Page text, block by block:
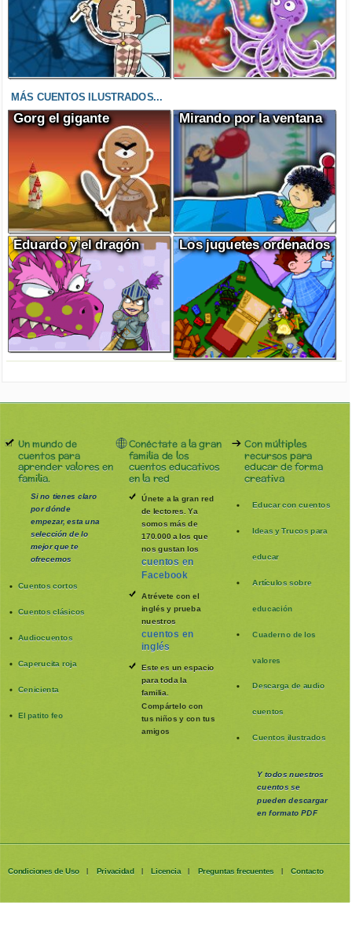
MÁS CUENTOS ILUSTRADOS...
Gorg el gigante Mirando por la ventana
Eduardo y el dragón Los juguetes ordenados
Un mundo de
cuentos para
aprender valores en
familia.
Si no tienes claro
por dónde
empezar, esta una
selección de lo
mejor que te
ofrecemos
Cuentos cortos
Cuentos clásicos
Audiocuentos
Caperucita roja
Cenicienta
El patito feo
Conéctate a la gran
familia de los
cuentos educativos
en la red
Únete a la gran red
de lectores. Ya
somos más de
170.000 a los que
nos gustan los
cuentos en
Facebook
Atrévete con el
inglés y prueba
nuestros
cuentos en
inglés
Este es un espacio
para toda la
familia.
Compártelo con
tus niños y con tus
amigos
Con múltiples
recursos para
educar de forma
creativa
Educar con cuentos
Ideas y Trucos para
educar
Artículos sobre
educación
Cuaderno de los
valores
Descarga de audio
cuentos
Cuentos ilustrados
Y todos nuestros
cuentos se
puedendescargar
en formato PDF
Condiciones de Uso | Privacidad | Licencia | Preguntas frecuentes | Contacto